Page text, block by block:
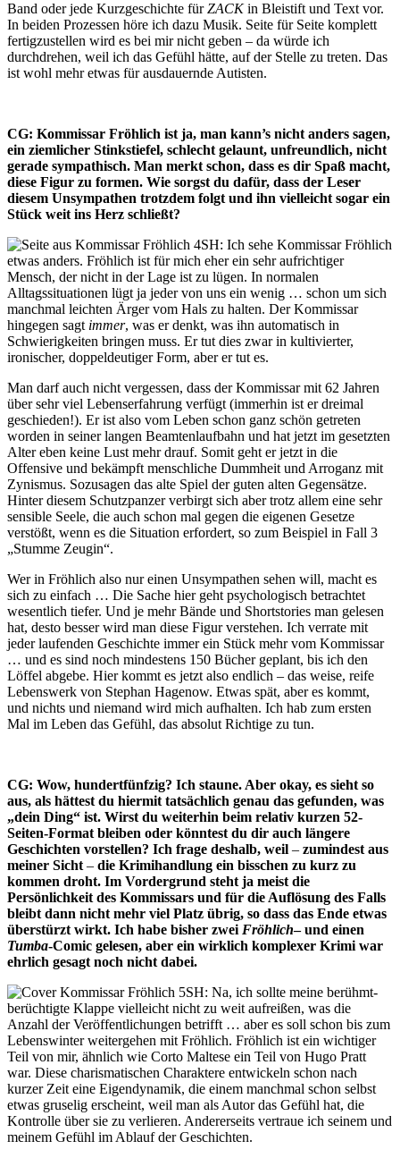
Band oder jede Kurzgeschichte fürZACKin Bleistift und Text vor.
In beiden Prozessen höre ich dazu Musik. Seite für Seite komplett
fertigzustellen wird es bei mir nicht geben – da würde ich
durchdrehen, weil ich das Gefühl hätte, auf der Stelle zu treten. Das
ist wohl mehr etwas für ausdauernde Autisten.
CG: Kommissar Fröhlich ist ja, man kann’s nicht anders sagen,
ein ziemlicher Stinkstiefel, schlecht gelaunt, unfreundlich, nicht
gerade sympathisch. Man merkt schon, dass es dir Spaß macht,
diese Figur zu formen. Wie sorgst du dafür, dass der Leser
diesem Unsympathen trotzdem folgt und ihn vielleicht sogar ein
Stück weit ins Herz schließt?
SH: Ich sehe Kommissar Fröhlich
etwas anders. Fröhlich ist für mich eher ein sehr aufrichtiger
Mensch, der nicht in der Lage ist zu lügen. In normalen
Alltagssituationen lügt ja jeder von uns ein wenig … schon um sich
manchmal leichten Ärger vom Hals zu halten. Der Kommissar
hingegen sagt immer, was er denkt, was ihn automatisch in
Schwierigkeiten bringen muss. Er tut dies zwar in kultivierter,
ironischer, doppeldeutiger Form, aber er tut es.
Man darf auch nicht vergessen, dass der Kommissar mit 62 Jahren
über sehr viel Lebenserfahrung verfügt (immerhin ist er dreimal
geschieden!). Er ist also vom Leben schon ganz schön getreten
worden in seiner langen Beamtenlaufbahn und hat jetzt im gesetzten
Alter eben keine Lust mehr drauf. Somit geht er jetzt in die
Offensive und bekämpft menschliche Dummheit und Arroganz mit
Zynismus. Sozusagen das alte Spiel der guten alten Gegensätze.
Hinter diesem Schutzpanzer verbirgt sich aber trotz allem eine sehr
sensible Seele, die auch schon mal gegen die eigenen Gesetze
verstößt, wenn es die Situation erfordert, so zum Beispiel in Fall 3
„Stumme Zeugin“.
Wer in Fröhlich also nur einen Unsympathen sehen will, macht es
sich zu einfach … Die Sache hier geht psychologisch betrachtet
wesentlich tiefer. Und je mehr Bände und Shortstories man gelesen
hat, desto besser wird man diese Figur verstehen. Ich verrate mit
jeder laufenden Geschichte immer ein Stück mehr vom Kommissar
… und es sind noch mindestens 150 Bücher geplant, bis ich den
Löffel abgebe. Hier kommt es jetzt also endlich – das weise, reife
Lebenswerk von Stephan Hagenow. Etwas spät, aber es kommt,
und nichts und niemand wird mich aufhalten. Ich hab zum ersten
Mal im Leben das Gefühl, das absolut Richtige zu tun.
CG: Wow, hundertfünfzig? Ich staune. Aber okay, es sieht so
aus, als hättest du hiermit tatsächlich genau das gefunden, was
„dein Ding“ ist. Wirst du weiterhin beim relativ kurzen 52-
Seiten-Format bleiben oder könntest du dir auch längere
Geschichten vorstellen? Ich frage deshalb, weil – zumindest aus
meiner Sicht – die Krimihandlung ein bisschen zu kurz zu
kommen droht. Im Vordergrund steht ja meist die
Persönlichkeit des Kommissars und für die Auflösung des Falls
bleibt dann nicht mehr viel Platz übrig, so dass das Ende etwas
überstürzt wirkt. Ich habe bisher zwei Fröhlich– und einen
Tumba-Comic gelesen, aber ein wirklich komplexer Krimi war
ehrlich gesagt noch nicht dabei.
SH: Na, ich sollte meine berühmt-
berüchtigte Klappe vielleicht nicht zu weit aufreißen, was die
Anzahl der Veröffentlichungen betrifft … aber es soll schon bis zum
Lebenswinter weitergehen mit Fröhlich. Fröhlich ist ein wichtiger
Teil von mir, ähnlich wie Corto Maltese ein Teil von Hugo Pratt
war. Diese charismatischen Charaktere entwickeln schon nach
kurzer Zeit eine Eigendynamik, die einem manchmal schon selbst
etwas gruselig erscheint, weil man als Autor das Gefühl hat, die
Kontrolle über sie zu verlieren. Andererseits vertraue ich seinem und
meinem Gefühl im Ablauf der Geschichten.